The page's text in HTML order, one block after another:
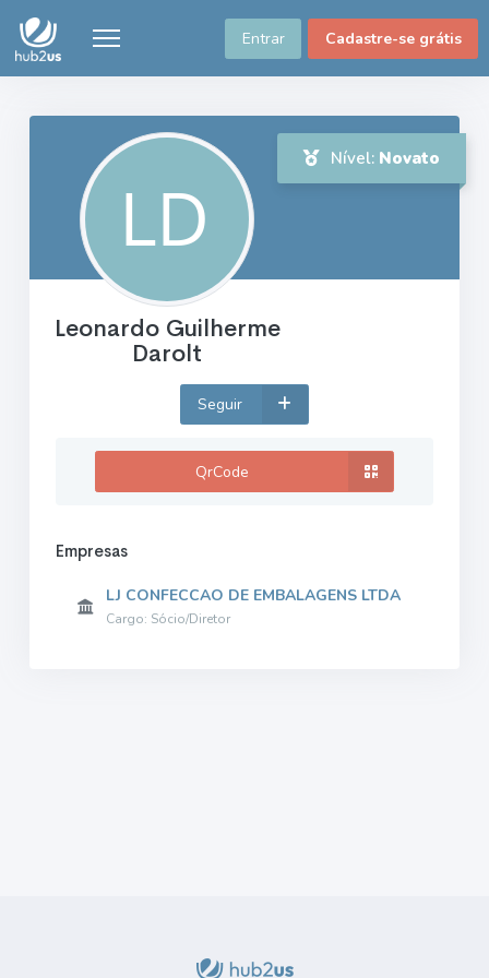
Entrar Cadastre-se grátis
Nível: Novato
Leonardo Guilherme
Darolt
Seguir
QrCode
Empresas
LJ CONFECCAO DE EMBALAGENS LTDA
Cargo: Sócio/Diretor